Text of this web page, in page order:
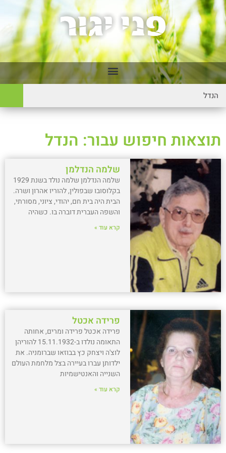
תוצאות חיפוש עבור: הנדל
שלמה הנדלמן
שלמה הנדלמן שלמה נולד בשנת 1929
בקלוסובו שבפולין, להוריו אהרון ושרה.
הבית היה בית חם, יהודי, ציוני, מסורתי,
והשפה העברית דוברה בו. כשהיה
קרא עוד »
פרידה אכטל
פרידה אכטל פרידה ומרים, אחותה
התאומה נולדו ב-15.11.1932 להוריהן
לוצ'ה ויצחק כץ בבוזאו שברומניה. את
ילדותן עברו בעיירה בצל מלחמת העולם
השנייה והאנטישמיות
קרא עוד »